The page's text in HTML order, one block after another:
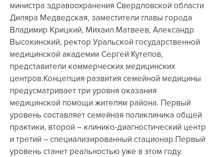
министра здравоохранения Свердловской области
Диляра Медведская, заместители главы города
Владимир Крицкий, Михаил Матвеев, Александр
Высокинский, ректор Уральской государственной
медицинской академии Сергей Кутепов,
представители коммерческих медицинских
центров.Концепция развития семейной медицины
предусматривает три уровня оказания
медицинской помощи жителям района. Первый
уровень составляет семейная поликлиника общей
практики, второй – клинико-диагностический центр
и третий – специализированный стационар.Первый
уровень станет реальностью уже в этом году.